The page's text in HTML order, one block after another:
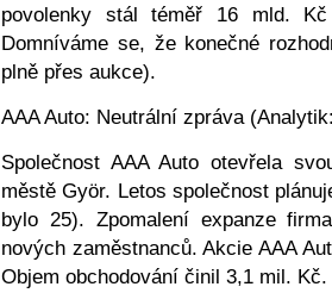
povolenky stál téměř 16 mld.
Domníváme se, že konečné
plně přes aukce).
AAA Auto: Neutrální zpráva
Společnost AAA Auto otevřela
městě Györ. Letos společnost
bylo 25). Zpomalení expanze
nových zaměstnanců. Akcie AAA
Objem obchodování činil 3,1 mil. Kč.